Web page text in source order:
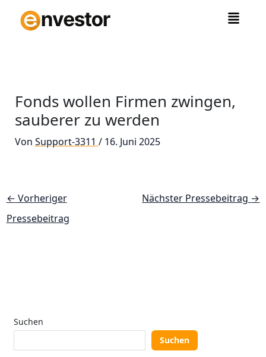
Inhalt
springen
Fonds wollen Firmen zwingen,
sauberer zu werden
Von Support-3311 / 16. Juni 2025
← Vorheriger
Pressebeitrag
Nächster Pressebeitrag →
Suchen
Suchen